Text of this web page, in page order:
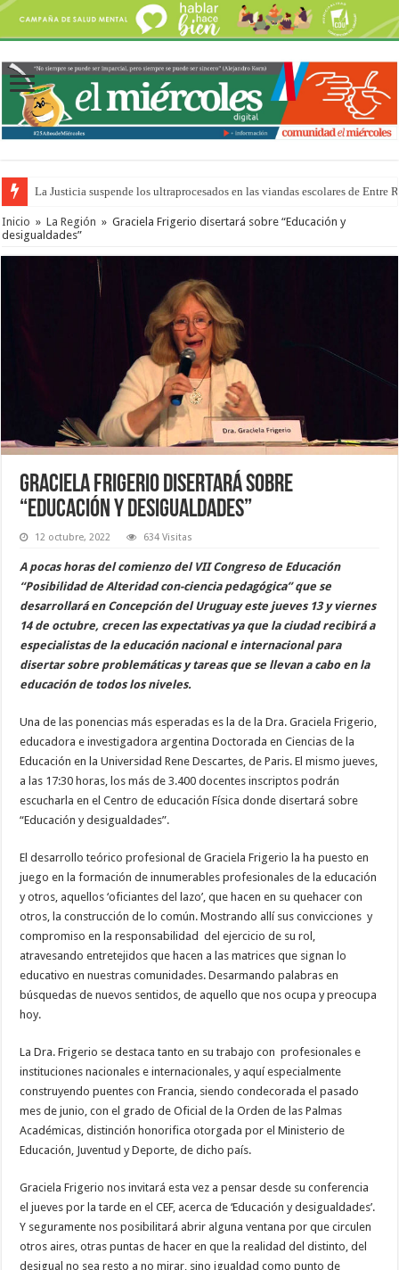
La Justicia suspende los ultraprocesados en las viandas escolares de Entre
Se presentará la obra “La Runfla de los Macanos”
Inicio » La Región » Graciela Frigerio disertará sobre “Educación y
desigualdades”
Graciela Frigerio disertará sobre
“Educación y desigualdades”
12 octubre, 2022 634 Visitas
A pocas horas del comienzo del VII Congreso de Educación
“Posibilidad de Alteridad con-ciencia pedagógica” que se
desarrollará en Concepción del Uruguay este jueves 13 y viernes
14 de octubre, crecen las expectativas ya que la ciudad recibirá a
especialistas de la educación nacional e internacional para
disertar sobre problemáticas y tareas que se llevan a cabo en la
educación de todos los niveles.
Una de las ponencias más esperadas es la de la Dra. Graciela Frigerio,
educadora e investigadora argentina Doctorada en Ciencias de la
Educación en la Universidad Rene Descartes, de Paris. El mismo jueves,
a las 17:30 horas, los más de 3.400 docentes inscriptos podrán
escucharla en el Centro de educación Física donde disertará sobre
“Educación y desigualdades”.
El desarrollo teórico profesional de Graciela Frigerio la ha puesto en
juego en la formación de innumerables profesionales de la educación
y otros, aquellos ‘oficiantes del lazo’, que hacen en su quehacer con
otros, la construcción de lo común. Mostrando allí sus convicciones y
compromiso en la responsabilidad del ejercicio de su rol,
atravesando entretejidos que hacen a las matrices que signan lo
educativo en nuestras comunidades. Desarmando palabras en
búsquedas de nuevos sentidos, de aquello que nos ocupa y preocupa
hoy.
La Dra. Frigerio se destaca tanto en su trabajo con profesionales e
instituciones nacionales e internacionales, y aquí especialmente
construyendo puentes con Francia, siendo condecorada el pasado
mes de junio, con el grado de Oficial de la Orden de las Palmas
Académicas, distinción honorifica otorgada por el Ministerio de
Educación, Juventud y Deporte, de dicho país.
Graciela Frigerio nos invitará esta vez a pensar desde su conferencia
el jueves por la tarde en el CEF, acerca de ‘Educación y desigualdades’.
Y seguramente nos posibilitará abrir alguna ventana por que circulen
otros aires, otras puntas de hacer en que la realidad del distinto, del
desigual no sea resto a no mirar, sino igualdad como punto de